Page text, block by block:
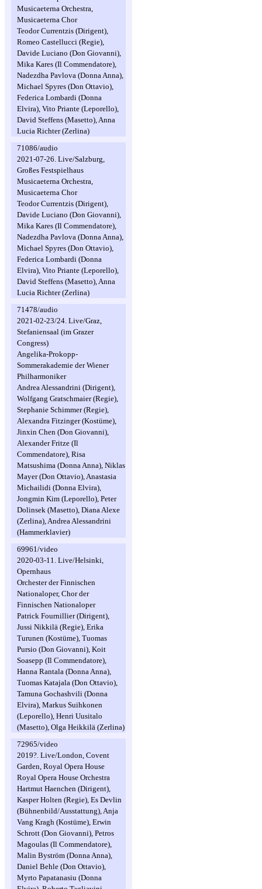
Musicaeterna Orchestra,
Musicaeterna Chor
Teodor Currentzis (Dirigent),
Romeo Castellucci (Regie),
Davide Luciano (Don Giovanni),
Mika Kares (Il Commendatore),
Nadezdha Pavlova (Donna Anna),
Michael Spyres (Don Ottavio),
Federica Lombardi (Donna
Elvira), Vito Priante (Leporello),
David Steffens (Masetto), Anna
Lucia Richter (Zerlina)
71086/audio
2021-07-26. Live/Salzburg,
Großes Festspielhaus
Musicaeterna Orchestra,
Musicaeterna Chor
Teodor Currentzis (Dirigent),
Davide Luciano (Don Giovanni),
Mika Kares (Il Commendatore),
Nadezdha Pavlova (Donna Anna),
Michael Spyres (Don Ottavio),
Federica Lombardi (Donna
Elvira), Vito Priante (Leporello),
David Steffens (Masetto), Anna
Lucia Richter (Zerlina)
71478/audio
2021-02-23/24. Live/Graz,
Stefaniensaal (im Grazer
Congress)
Angelika-Prokopp-
Sommerakademie der Wiener
Philharmoniker
Andrea Alessandrini (Dirigent),
Wolfgang Gratschmaier (Regie),
Stephanie Schimmer (Regie),
Alexandra Fitzinger (Kostüme),
Jinxin Chen (Don Giovanni),
Alexander Fritze (Il
Commendatore), Risa
Matsushima (Donna Anna), Niklas
Mayer (Don Ottavio), Anastasia
Michailidi (Donna Elvira),
Jongmin Kim (Leporello), Peter
Dolinsek (Masetto), Diana Alexe
(Zerlina), Andrea Alessandrini
(Hammerklavier)
69961/video
2020-03-11. Live/Helsinki,
Opernhaus
Orchester der Finnischen
Nationaloper, Chor der
Finnischen Nationaloper
Patrick Fournillier (Dirigent),
Jussi Nikkilä (Regie), Erika
Turunen (Kostüme), Tuomas
Pursio (Don Giovanni), Koit
Soasepp (Il Commendatore),
Hanna Rantala (Donna Anna),
Tuomas Katajala (Don Ottavio),
Tamuna Gochashvili (Donna
Elvira), Markus Suihkonen
(Leporello), Henri Uusitalo
(Masetto), Olga Heikkilä (Zerlina)
72965/video
2019?. Live/London, Covent
Garden, Royal Opera House
Royal Opera House Orchestra
Hartmut Haenchen (Dirigent),
Kasper Holten (Regie), Es Devlin
(Bühnenbild/Ausstattung), Anja
Vang Kragh (Kostüme), Erwin
Schrott (Don Giovanni), Petros
Magoulas (Il Commendatore),
Malin Byström (Donna Anna),
Daniel Behle (Don Ottavio),
Myrto Papatanasiu (Donna